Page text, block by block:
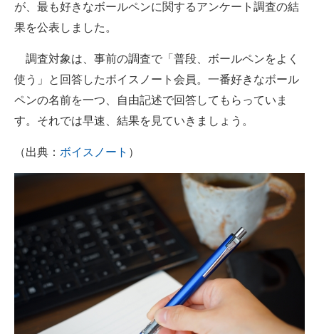
ITの今と未来を見通す
進化するPCとデバイスの未来
好きが集まる 比べて選べる
企業ITのトレンドを詳説
経営リーダーのコミュニティ
マーケ×ITの今がよく分かる
ITエンジニア向け専門サイト
企業向けIT製品の総合サイト
が、最も好きなボールペンに関するアンケート調査の結
果を公表しました。
調査対象は、事前の調査で「普段、ボールペンをよく
使う」と回答したボイスノート会員。一番好きなボール
ペンの名前を一つ、自由記述で回答してもらっていま
す。それでは早速、結果を見ていきましょう。
（出典： ボイスノート ）